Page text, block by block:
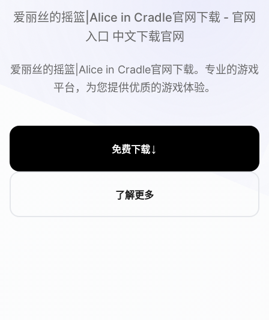
爱丽丝的摇篮|Alice in Cradle官网下载 - 官网
入口 中文下载官网
爱丽丝的摇篮|Alice in Cradle官网下载。专业的游戏
平台，为您提供优质的游戏体验。
免费下载↓
了解更多